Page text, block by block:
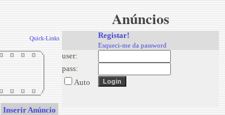
Quick-Links
Inserir Anúncio
Anúncios
Registar!
Esqueci-me da password
user:
pass:
Auto